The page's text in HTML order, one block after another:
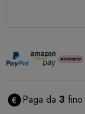
Paga da 3 fino